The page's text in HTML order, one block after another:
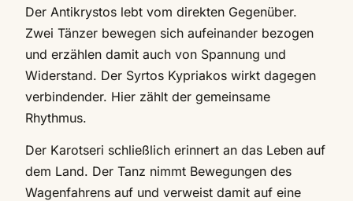
Der Antikrystos lebt vom direkten Gegenüber.
Zwei Tänzer bewegen sich aufeinander bezogen
und erzählen damit auch von Spannung und
Widerstand. Der Syrtos Kypriakos wirkt dagegen
verbindender. Hier zählt der gemeinsame
Rhythmus.
Der Karotseri schließlich erinnert an das Leben auf
dem Land. Der Tanz nimmt Bewegungen des
Wagenfahrens auf und verweist damit auf eine